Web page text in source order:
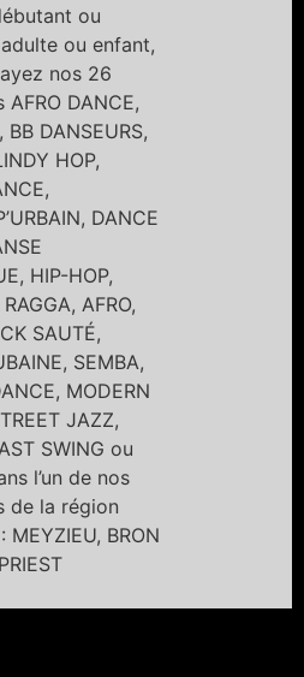
ou
ou enfant,
nos 26
DANCE,
BB DANSEURS,
HOP,
DANCE
HIP-HOP,
AFRO,
SAUTÉ,
SEMBA,
MODERN
JAZZ,
SWING ou
l’un de nos
de la région
MEYZIEU, BRON